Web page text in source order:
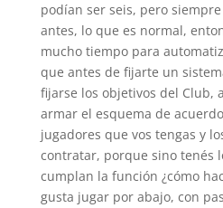
podían ser seis, pero
antes, lo que es normal,
mucho tiempo para
que antes de fijarte un
fijarse los objetivos del Club,
armar el esquema de
jugadores que vos tengas y
contratar, porque sino tenés
cumplan la función ¿cómo
gusta jugar por abajo, con